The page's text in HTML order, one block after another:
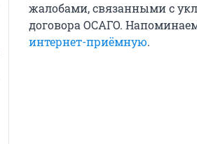
жалобами, связанными с
договора ОСАГО.
интернет-приёмную.